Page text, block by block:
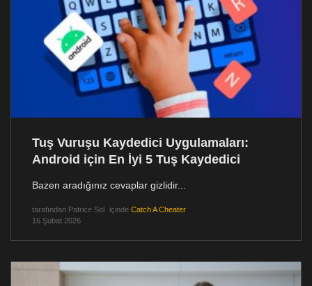
Tuş Vuruşu Kaydedici Uygulamaları:
Android için En İyi 5 Tuş Kaydedici
Bazen aradığınız cevaplar gizlidir...
tarafından Patrice Sol içinde Catch A Cheater
16 Şubat 2026